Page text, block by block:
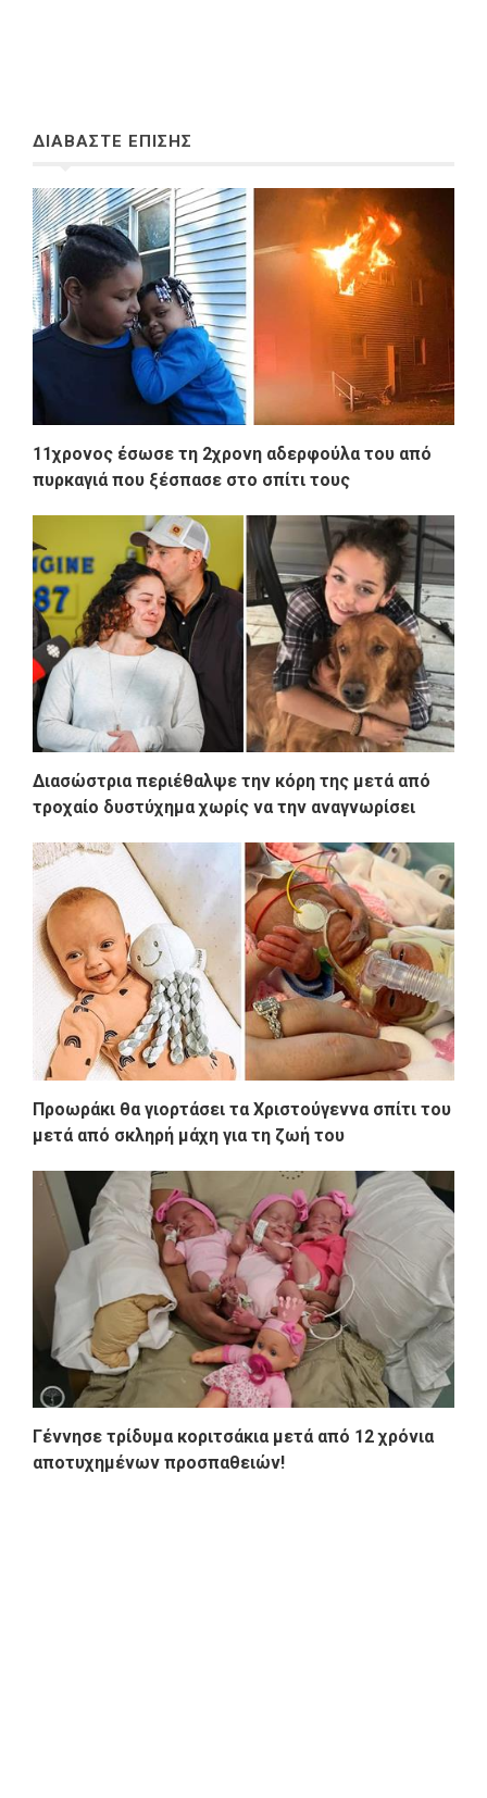
ΔΙΑΒΑΣΤΕ ΕΠΙΣΗΣ
11χρονος έσωσε τη 2χρονη αδερφούλα του από
πυρκαγιά που ξέσπασε στο σπίτι τους
Διασώστρια περιέθαλψε την κόρη της μετά από
τροχαίο δυστύχημα χωρίς να την αναγνωρίσει
Προωράκι θα γιορτάσει τα Χριστούγεννα σπίτι του
μετά από σκληρή μάχη για τη ζωή του
Γέννησε τρίδυμα κοριτσάκια μετά από 12 χρόνια
αποτυχημένων προσπαθειών!